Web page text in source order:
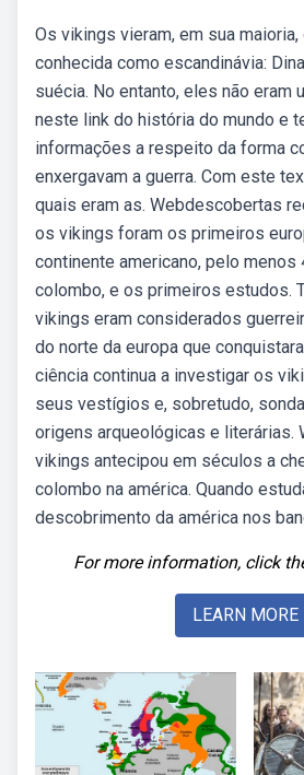
Os vikings vieram, em sua maioria,
conhecida como escandinávia:
suécia. No entanto, eles não eram
neste link do história do mundo e
informações a respeito da forma
enxergavam a guerra. Com este
quais eram as. Webdescobertas
os vikings foram os primeiros
continente americano, pelo menos
colombo, e os primeiros estudos.
vikings eram considerados
do norte da europa que
ciência continua a investigar os
seus vestígios e, sobretudo,
origens arqueológicas e literárias.
vikings antecipou em séculos a
colombo na américa. Quando
descobrimento da américa nos
For more information, click
LEARN MORE